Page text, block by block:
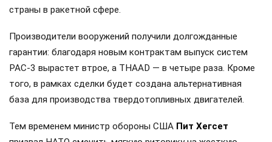
страны в ракетной сфере.
Производители вооружений получили долгожданные
гарантии: благодаря новым контрактам выпуск систем
PAC-3 вырастет втрое, а THAAD — в четыре раза. Кроме
того, в рамках сделки будет создана альтернативная
база для производства твердотопливных двигателей.
Тем временем министр обороны США Пит Хегсет